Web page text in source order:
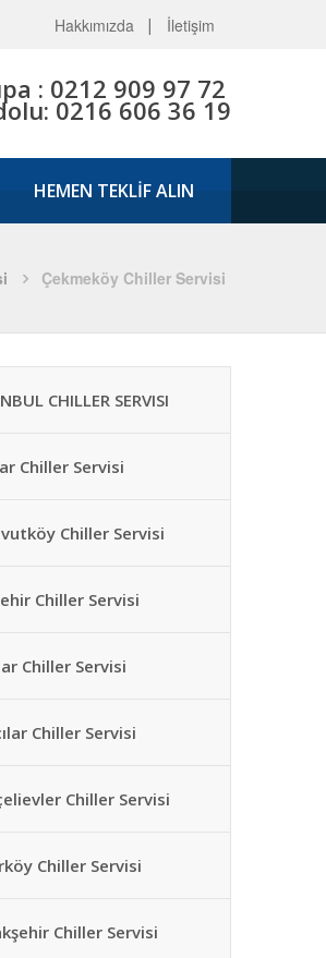
Hakkımızda İletişim
: 0212 909 97 72
0216 606 36 19
HEMEN TEKLİF ALIN
Çekmeköy Chiller Servisi
CHILLER SERVISI
Chiller Servisi
Chiller Servisi
Chiller Servisi
Chiller Servisi
Chiller Servisi
Chiller Servisi
Chiller Servisi
Chiller Servisi